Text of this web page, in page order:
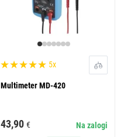
5x
Multimeter MD-420
43,90 € Na zalogi